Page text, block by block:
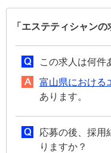
「エステティシャンの
この求人は何件
富山県における
あります。
応募の後、採用
りますか？